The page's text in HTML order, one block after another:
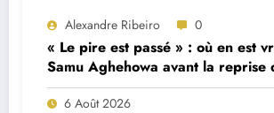
Alexandre Ribeiro 0
« Le pire est passé » : où en est
Samu Aghehowa avant la reprise
Porto ?
6 Août 2026